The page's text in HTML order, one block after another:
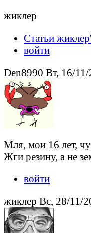
жиклер
Статьи
войти
Den8990 Вт, 16/
Мля, мои 16 лет,
Жги резину, а не
войти
жиклер Вс, 28/11/